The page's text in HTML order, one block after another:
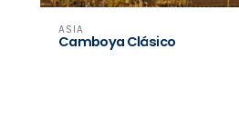
ASIA
Camboya Clásico